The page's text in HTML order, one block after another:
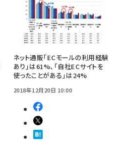
ネット通販「ECモールの利用経験
あり」は61%、「自社ECサイトを
使ったことがある」は24%
2018年12月20日 10:00